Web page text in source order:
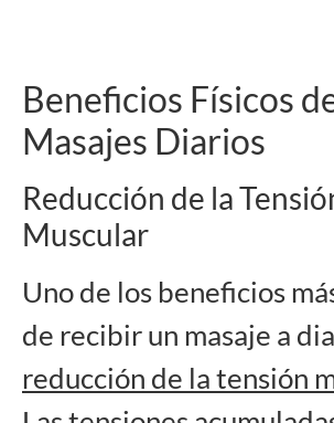
Beneficios Físicos
Masajes Diarios
Reducción de la
Muscular
Uno de los beneficios
de recibir un masaje a
reducción de la tensión